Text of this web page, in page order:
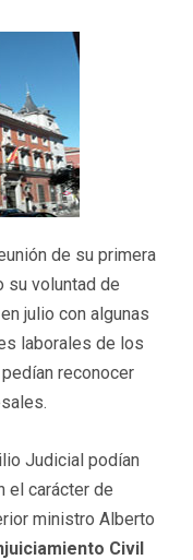
de su primera
su voluntad de
en julio con algunas
laborales de los
reconocer
Judicial podían
el carácter de
ministro Alberto
Civil